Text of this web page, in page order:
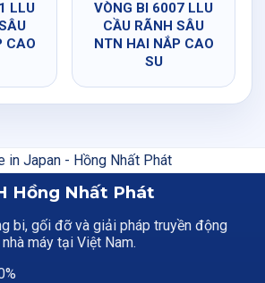
LLU
CAO
VÒNG BI 6007 LLU
CẦU RÃNH SÂU
NTN HAI NẮP CAO
SU
Hồng Nhất Phát
bi, gối đỡ và giải pháp truyền động
máy tại Việt Nam.